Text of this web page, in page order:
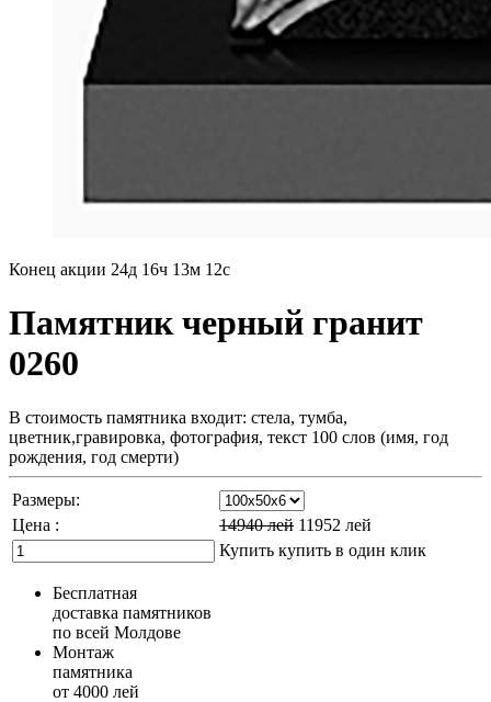
Конец акции 24д 16ч 13м 11с
Памятник черный гранит
0260
В стоимость памятника входит: стела, тумба,
цветник,гравировка, фотография, текст 100 слов (имя, год
рождения, год смерти)
Размеры:
Цена :
14940лей 11952 лей
Купить купить в один клик
Бесплатная
доставка памятников
по всей Молдове
Монтаж
памятника
от 4000 лей